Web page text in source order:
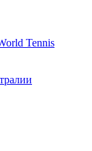
Tennis